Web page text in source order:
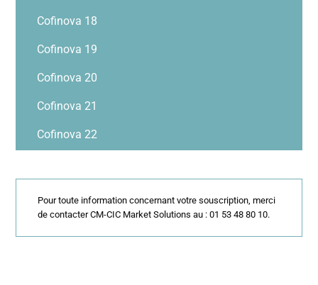
Cofinova 18
Cofinova 19
Cofinova 20
Cofinova 21
Cofinova 22
Pour toute information concernant votre souscription, merci
de contacter CM-CIC Market Solutions au : 01 53 48 80 10.